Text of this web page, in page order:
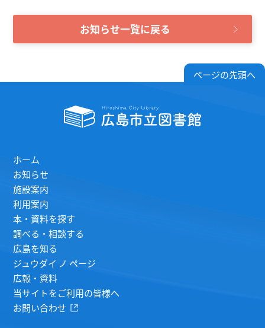
お知らせ一覧に戻る
ページの先頭へ
ホーム
お知らせ
施設案内
利用案内
本・資料を探す
調べる・相談する
広島を知る
ジュウダイ ノ ページ
広報・資料
当サイトをご利用の皆様へ
お問い合わせ